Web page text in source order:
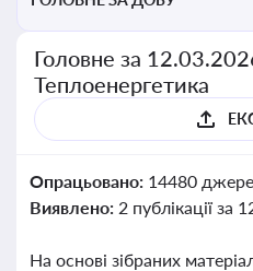
Головне за
Теплоенергетика
Опрацьовано: 14480
Виявлено: 2 публікації за
На основі зібраних